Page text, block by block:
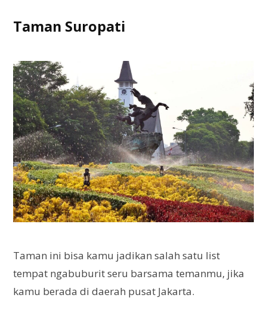
Taman Suropati
Taman ini bisa kamu jadikan salah satu list
tempat ngabuburit seru barsama temanmu, jika
kamu berada di daerah pusat Jakarta.